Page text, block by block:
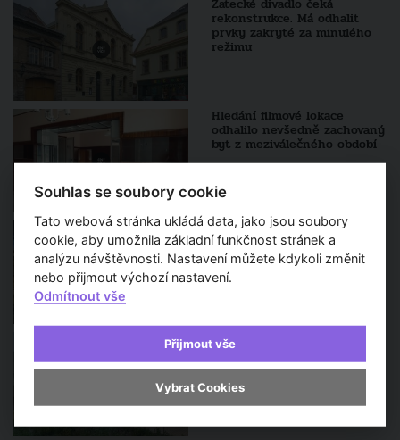
rekonstrukce. Má odhalit
prvky zakryté za minulého
režimu
Hledání filmové lokace
odhalilo nevšedně zachovaný
byt z meziválečného období
TV Architect v regionech -
Historický Mederův dům v
centru Žatce se po šesti
letech oprav otevřel
veřejnosti
Rekonstrukce Pragerových
kostek začíná. Ikonický areál
čeká tříletá proměna
Souhlas se soubory cookie
Tato webová stránka ukládá data, jako jsou soubory
cookie, aby umožnila základní funkčnost stránek a
analýzu návštěvnosti. Nastavení můžete kdykoli změnit
nebo přijmout výchozí nastavení.
Odmítnout vše
Přijmout vše
Vybrat Cookies